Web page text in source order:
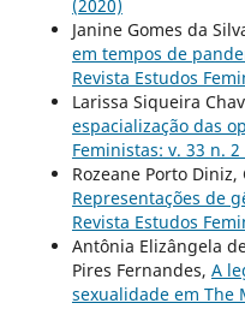
(2020)
Janine Gomes da
em tempos de
Revista Estudos
Larissa Siqueira
espacialização das
Feministas: v. 33 n. 2
Rozeane Porto Diniz,
Representações de
Revista Estudos
Antônia Elizângela
Pires Fernandes, A
sexualidade em The